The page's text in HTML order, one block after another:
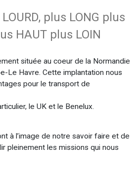
plus LONG plus
HAUT plus LOIN
située au coeur de la Normandie
Le Havre. Cette implantation nous
pour le transport de
le UK et le Benelux.
à l’image de notre savoir faire et de
pleinement les missions qui nous